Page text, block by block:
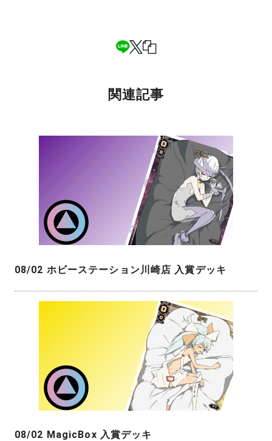
関連記事
08/02 ホビーステーション川崎店 入賞デッキ
08/02 MagicBox 入賞デッキ